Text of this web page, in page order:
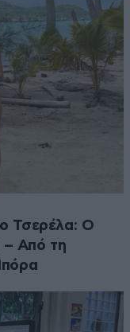
Τσερέλα: Ο
– Από τη